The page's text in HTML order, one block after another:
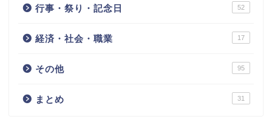
行事・祭り・記念日 52
経済・社会・職業 17
その他 95
まとめ 31